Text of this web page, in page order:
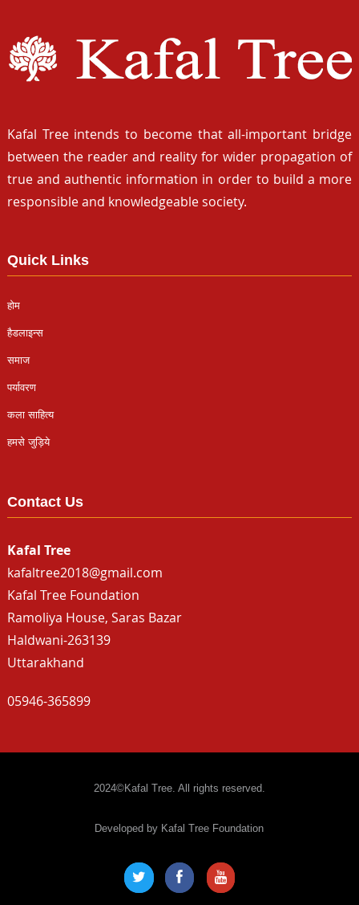
Kafal Tree intends to become that all-important bridge
between the reader and reality for wider propagation of
true and authentic information in order to build a more
responsible and knowledgeable society.
Quick Links
होम
हैडलाइन्स
समाज
पर्यावरण
कला साहित्य
हमसे जुड़िये
Contact Us
Kafal Tree
kafaltree2018@gmail.com
Kafal Tree Foundation
Ramoliya House, Saras Bazar
Haldwani-263139
Uttarakhand
05946-365899
2024©Kafal Tree. All rights reserved.
Developed by Kafal Tree Foundation